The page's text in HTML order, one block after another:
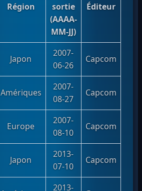
Région
sortie
(AAAA-
MM-JJ)
Éditeur
Japon
2007-
06-26
Capcom
Amériques
2007-
08-27
Capcom
Europe
2007-
08-10
Capcom
Japon
2013-
07-10
Capcom
2013-